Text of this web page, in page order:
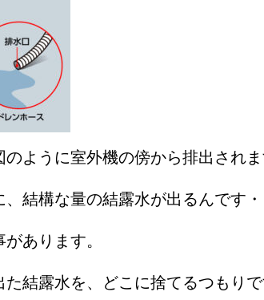
ように室外機の傍から排出されま
結構な量の結露水が出るんです・
あります。
た結露水を、どこに捨てるつもり